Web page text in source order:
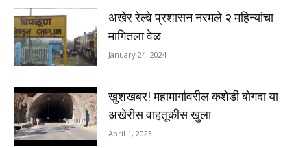
अखेर रेल्वे प्रशासन नरमले २ महिन्यांचा
मागितला वेळ
January 24, 2024
खुशखबर! महामार्गावरील कशेडी बोगदा या
अखेरीस वाहतूकीस खुला
April 1, 2023